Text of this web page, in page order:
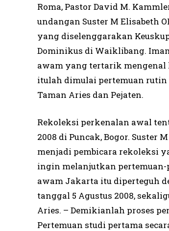
Roma, Pastor David M.
undangan Suster M Elisabeth
yang diselenggarakan
Dominikus di Waiklibang.
awam yang tertarik mengenal
itulah dimulai pertemuan rutin
Taman Aries dan Pejaten.
Rekoleksi perkenalan awal
2008 di Puncak, Bogor. Suster
menjadi pembicara rekoleksi
ingin melanjutkan pertemuan-
awam Jakarta itu diperteguh
tanggal 5 Agustus 2008,
Aries. – Demikianlah proses
Pertemuan studi pertama